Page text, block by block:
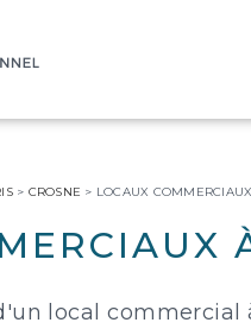
> CROSNE > LOCAUX
local